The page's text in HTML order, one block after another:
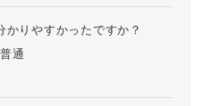
りやすかったですか？
普通